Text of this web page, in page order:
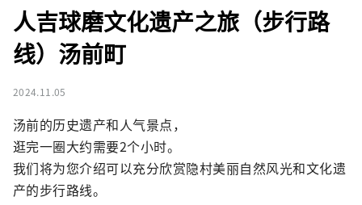
人吉球磨文化遗产之旅（步行路
线）汤前町
2024.11.05
汤前的历史遗产和人气景点，
逛完一圈大约需要2个小时。
我们将为您介绍可以充分欣赏隐村美丽自然风光和文化遗
产的步行路线。